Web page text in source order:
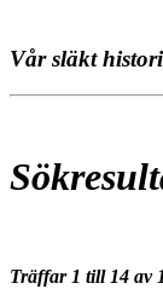
Vår släkt
Träffar 1 till 14 av